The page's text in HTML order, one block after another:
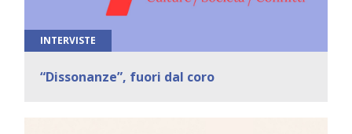
INTERVISTE
“Dissonanze”, fuori dal coro